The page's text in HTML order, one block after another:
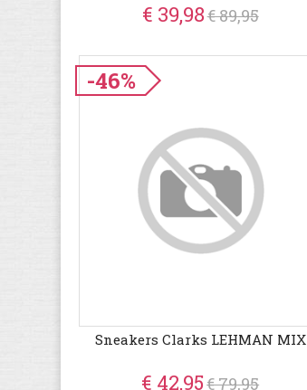
€ 39,98€ 89,95
-46%
Sneakers Clarks LEHMAN MIX
€ 42,95€ 79,95